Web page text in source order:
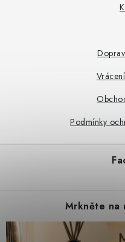
Podmínky
Mrkněte na